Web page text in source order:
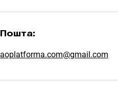
Пошта:
aoplatforma.com@gmail.com